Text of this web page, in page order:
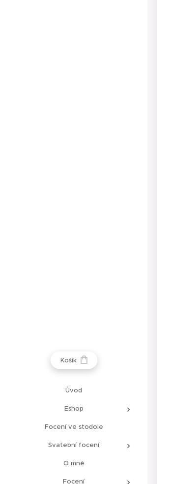
Košík
Úvod
Eshop
Focení ve stodole
Svatební focení
O mně
Focení